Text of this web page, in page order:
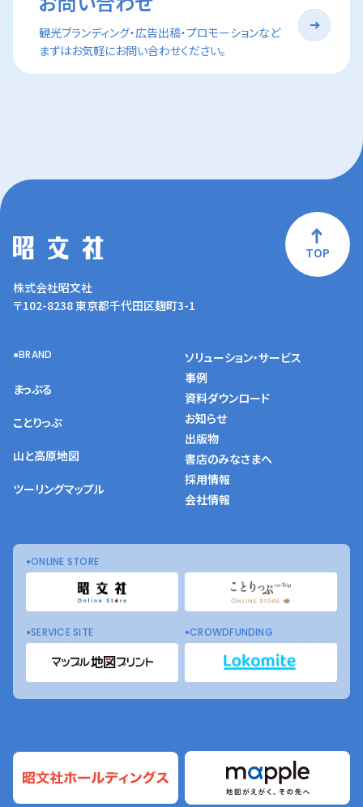
観光ブランディング・広告出稿・プロモーションなど
まずはお気軽にお問い合わせください。
TOP
株式会社昭文社
〒102-8238 東京都千代田区麹町3-1
BRAND
まっぷる
ことりっぷ
山と高原地図
ツーリングマップル
ソリューション・サービス
事例
資料ダウンロード
お知らせ
出版物
書店のみなさまへ
採用情報
会社情報
ONLINE STORE
SERVICE SITE CROWDFUNDING